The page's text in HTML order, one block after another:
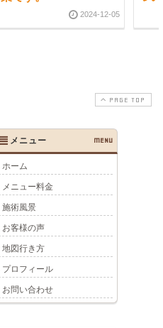
2024-12-05
PAGE TOP
メニュー MENU
ホーム
メニュー料金
施術風景
お客様の声
地図行き方
プロフィール
お問い合わせ